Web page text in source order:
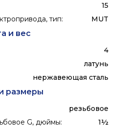
15
тип: MUT
и вес
4
латунь
нержавеющая сталь
размеры
резьбовое
G, дюймы: 1½